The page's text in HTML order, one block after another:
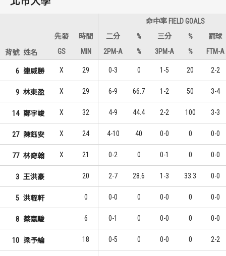
命中率 FIELD GOALS
先發
時間 二分 % 三分 %
罰球
背號 姓名 GS MIN 2PM-A % 3PM-A % FTM-A
6 連威勝 X 29 0-3 0 1-5 20 2-2
9 林東盈 X 29 6-9 66.7 1-2 50 3-4
14 鄭宇峻 X 32 4-9 44.4 2-2 100 3-3
27 陳鈺安 X 24 4-10 40 0-0 0 0-0
77 林奇翰 X 21 0-2 0 0-1 0 0-0
3 王洪豪 20 2-7 28.6 1-3 33.3 0-0
5 洪輊軒 0 0-0 0 0-0 0 0-0
8 蔡嘉駿 6 0-1 0 0-0 0 0-0
10 梁予綸 18 0-5 0 0-0 0 2-2